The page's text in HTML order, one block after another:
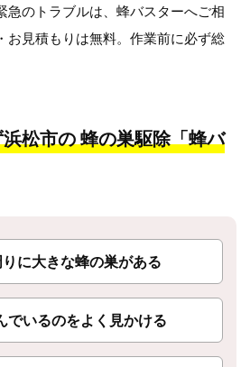
急のトラブルは、蜂バスターへご相
お見積もりは無料。作業前に必ず総
松市の蜂の巣駆除「蜂バ
に大きな蜂の巣がある
でいるのをよく見かける